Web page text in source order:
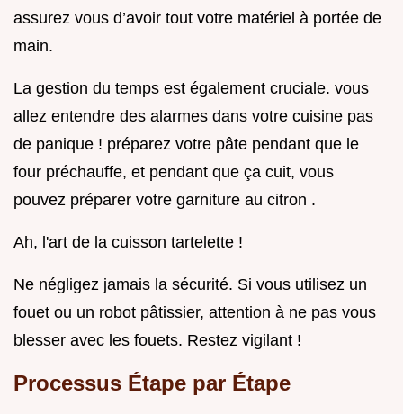
assurez vous d’avoir tout votre matériel à portée de
main.
La gestion du temps est également cruciale. vous
allez entendre des alarmes dans votre cuisine pas
de panique ! préparez votre pâte pendant que le
four préchauffe, et pendant que ça cuit, vous
pouvez préparer votre garniture au citron .
Ah, l'art de la cuisson tartelette !
Ne négligez jamais la sécurité. Si vous utilisez un
fouet ou un robot pâtissier, attention à ne pas vous
blesser avec les fouets. Restez vigilant !
Processus Étape par Étape